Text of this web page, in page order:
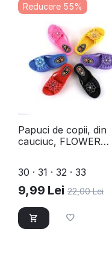
Reducere 55%
Papuci de copii, din
cauciuc, FLOWER
30 · 31 · 32 · 33
9,99 Lei 22,00 Lei